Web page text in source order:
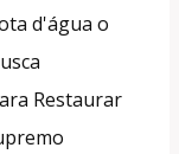
d'água o
Restaurar